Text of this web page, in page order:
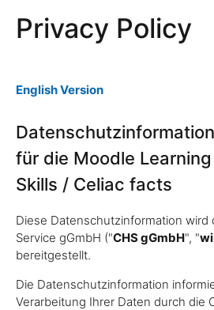
Privacy Policy
English Version
Datenschutzinformation
für die Moodle
Skills / Celiac facts
Diese Datenschutzinformation wird
Service gGmbH ("CHS gGmbH", "
bereitgestellt.
Die Datenschutzinformation
Verarbeitung Ihrer Daten durch die